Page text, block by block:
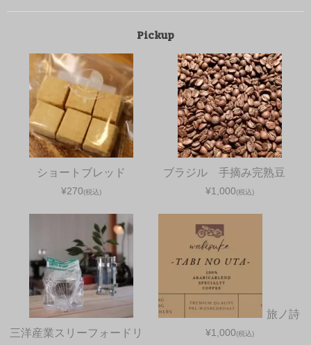
Pickup
ショートブレッド
¥270(税込)
ブラジル 手摘み完熟豆
¥1,000(税込)
三洋産業スリーフォードリ
旅ノ詩
¥1,000(税込)